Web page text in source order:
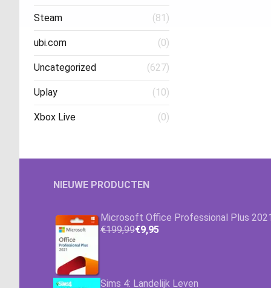
Steam (81)
ubi.com (0)
Uncategorized (627)
Uplay (10)
Xbox Live (0)
NIEUWE PRODUCTEN
Microsoft Office Professional Plus 2021
€199,99€9,95
Sims 4: Landelijk Leven